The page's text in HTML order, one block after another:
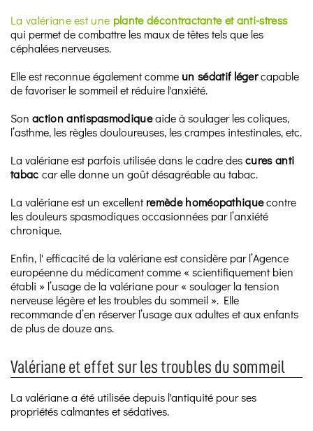
La valériane est une plante décontractante et anti-stress
qui permet de combattre les maux de têtes tels que les
céphalées nerveuses.
Elle est reconnue également comme un sédatif légercapable
de favoriser le sommeil et réduire l'anxiété.
Son action antispasmodiqueaide à soulager les coliques,
l’asthme, les règles douloureuses, les crampes intestinales, etc.
La valériane est parfois utilisée dans le cadre descures anti
tabac car elle donne un goût désagréable au tabac.
La valériane est un excellentremède homéopathiquecontre
les douleurs spasmodiques occasionnées par l’anxiété
chronique.
Enfin, l' efficacité de la valériane est considère par l’Agence
européenne du médicament comme « scientifiquement bien
établi » l’usage de la valériane pour « soulager la tension
nerveuse légère et les troubles du sommeil ». Elle
recommande d’en réserver l’usage aux adultes et aux enfants
de plus de douze ans.
Valériane et effet sur les troubles du sommeil
La valériane a été utilisée depuis l'antiquité pour ses
propriétés calmantes et sédatives.